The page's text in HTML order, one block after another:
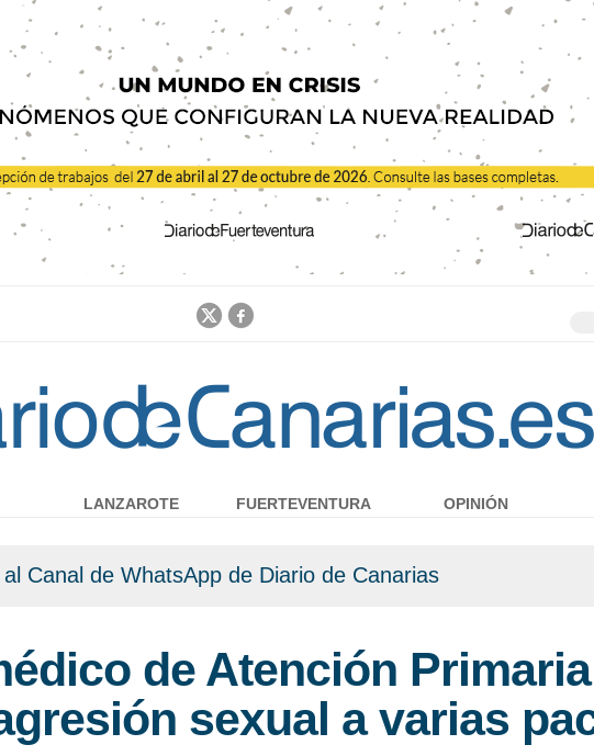
Jump to navigation
Canal de WhatsApp de Diario de Canarias
de Atención
sexual a varias
LANZAROTE FUERTEVENTURA OPINIÓN